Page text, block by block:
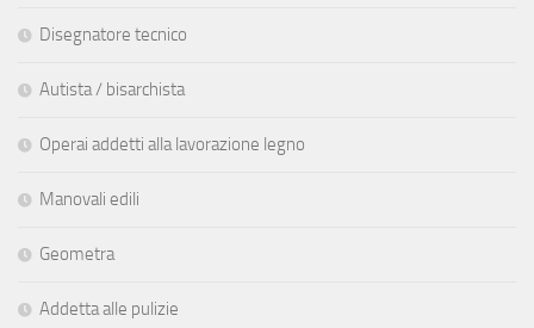
Disegnatore tecnico
Autista / bisarchista
Operai addetti alla lavorazione legno
Manovali edili
Geometra
Addetta alle pulizie